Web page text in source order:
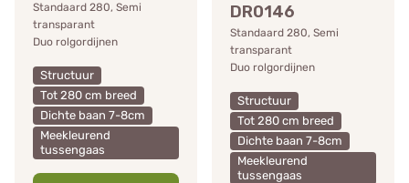
Standaard 280, Semi
transparant
Duo rolgordijnen
Structuur
Tot 280 cm breed
Dichte baan 7-8cm
Meekleurend
tussengaas
DR0146
Standaard 280, Semi
transparant
Duo rolgordijnen
Structuur
Tot 280 cm breed
Dichte baan 7-8cm
Meekleurend
tussengaas